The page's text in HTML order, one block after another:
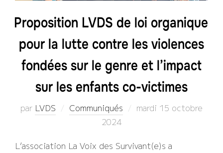
Proposition LVDS de loi organique
pour la lutte contre les violences
fondées sur le genre et l’impact
sur les enfants co-victimes
par LVDS Communiqués
Publié
mardi 15 octobre
2024
L’association La Voix des Survivant(e)s a